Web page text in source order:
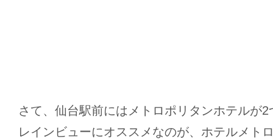
さて、仙台駅前にはメトロポリタンホテルが
レインビューにオススメなのが、ホテルメト